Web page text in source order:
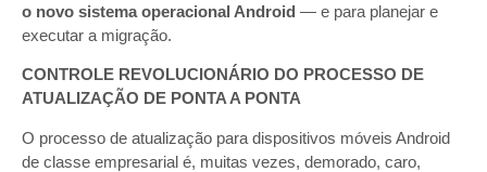
o novo sistema operacional Android — e para planejar e
executar a migração.
CONTROLE REVOLUCIONÁRIO DO PROCESSO DE
ATUALIZAÇÃO DE PONTA A PONTA
O processo de atualização para dispositivos móveis Android
de classe empresarial é, muitas vezes, demorado, caro,